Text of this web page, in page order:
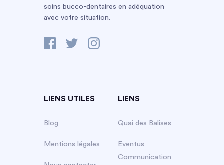
soins bucco-dentaires en adéquation
avec votre situation.
LIENS UTILES
Blog
Mentions légales
LIENS
Quai des Balises
Eventus
Communication